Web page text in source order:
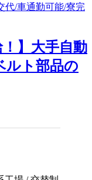
！】大手自動
ルト部品の